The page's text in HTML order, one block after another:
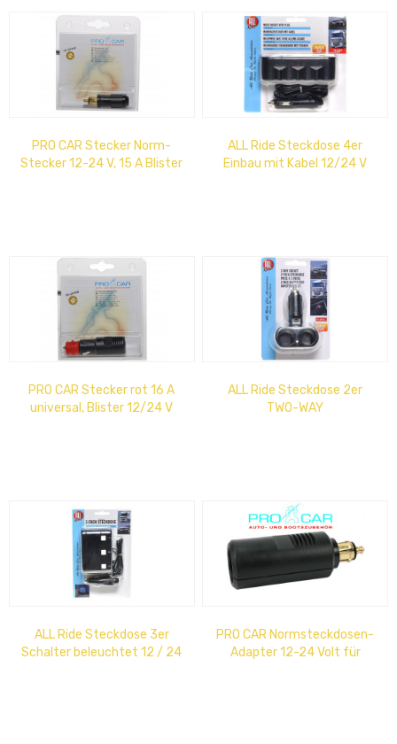
PRO CAR Stecker Norm-
Stecker 12-24 V, 15 A Blister
ALL Ride Steckdose 4er
Einbau mit Kabel 12/24 V
PRO CAR Stecker rot 16 A
universal, Blister 12/24 V
ALL Ride Steckdose 2er
TWO-WAY
ALL Ride Steckdose 3er
Schalter beleuchtet 12 / 24
PRO CAR Normsteckdosen-
Adapter 12-24 Volt für